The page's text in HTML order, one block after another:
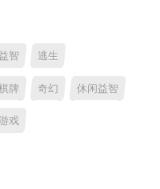
智 逃生
牌 奇幻 休闲益智
戏